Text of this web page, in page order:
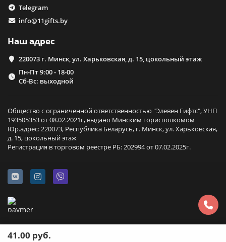
Telegram
info@11gifts.by
Наш адрес
220073 г. Минск, ул. Харьковская, д. 15, цокольный этаж
Пн-Пт 9:00 - 18-00
Сб-Вс: выходной
Общество с ограниченной ответственностью "Элевен Гифтс", УНП
193505353 от 08.02.2021г, выдано Минским горисполкомом
Юр.адрес: 220073, Республика Беларусь, г. Минск, ул. Харьковская,
д. 15, цокольный этаж
Регистрация в торговом реестре РБ: 202994 от 07.02.2025г.
41.00 руб.